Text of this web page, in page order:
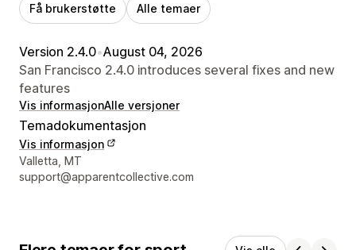
Få brukerstøtte Alle temaer
Version 2.4.0•August 04, 2026
San Francisco 2.4.0 introduces several fixes and new
features
Vis informasjonAlle versjoner
Temadokumentasjon
Vis informasjon
Designerens kontaktinfo
Valletta, MT
support@apparentcollective.com